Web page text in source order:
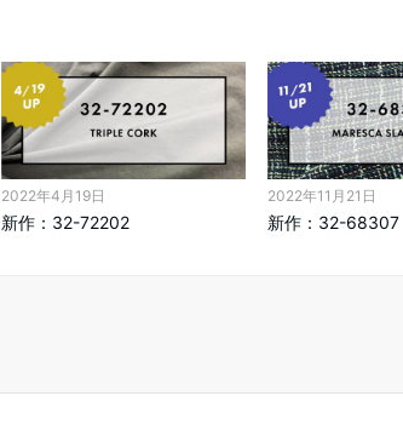
2022年4月19日
新作：32-72202
2022年11月21日
新作：32-68307